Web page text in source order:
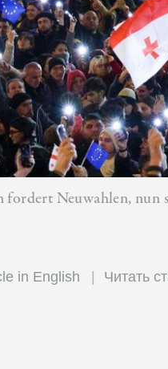
Neuwahlen, nun
in English Читать